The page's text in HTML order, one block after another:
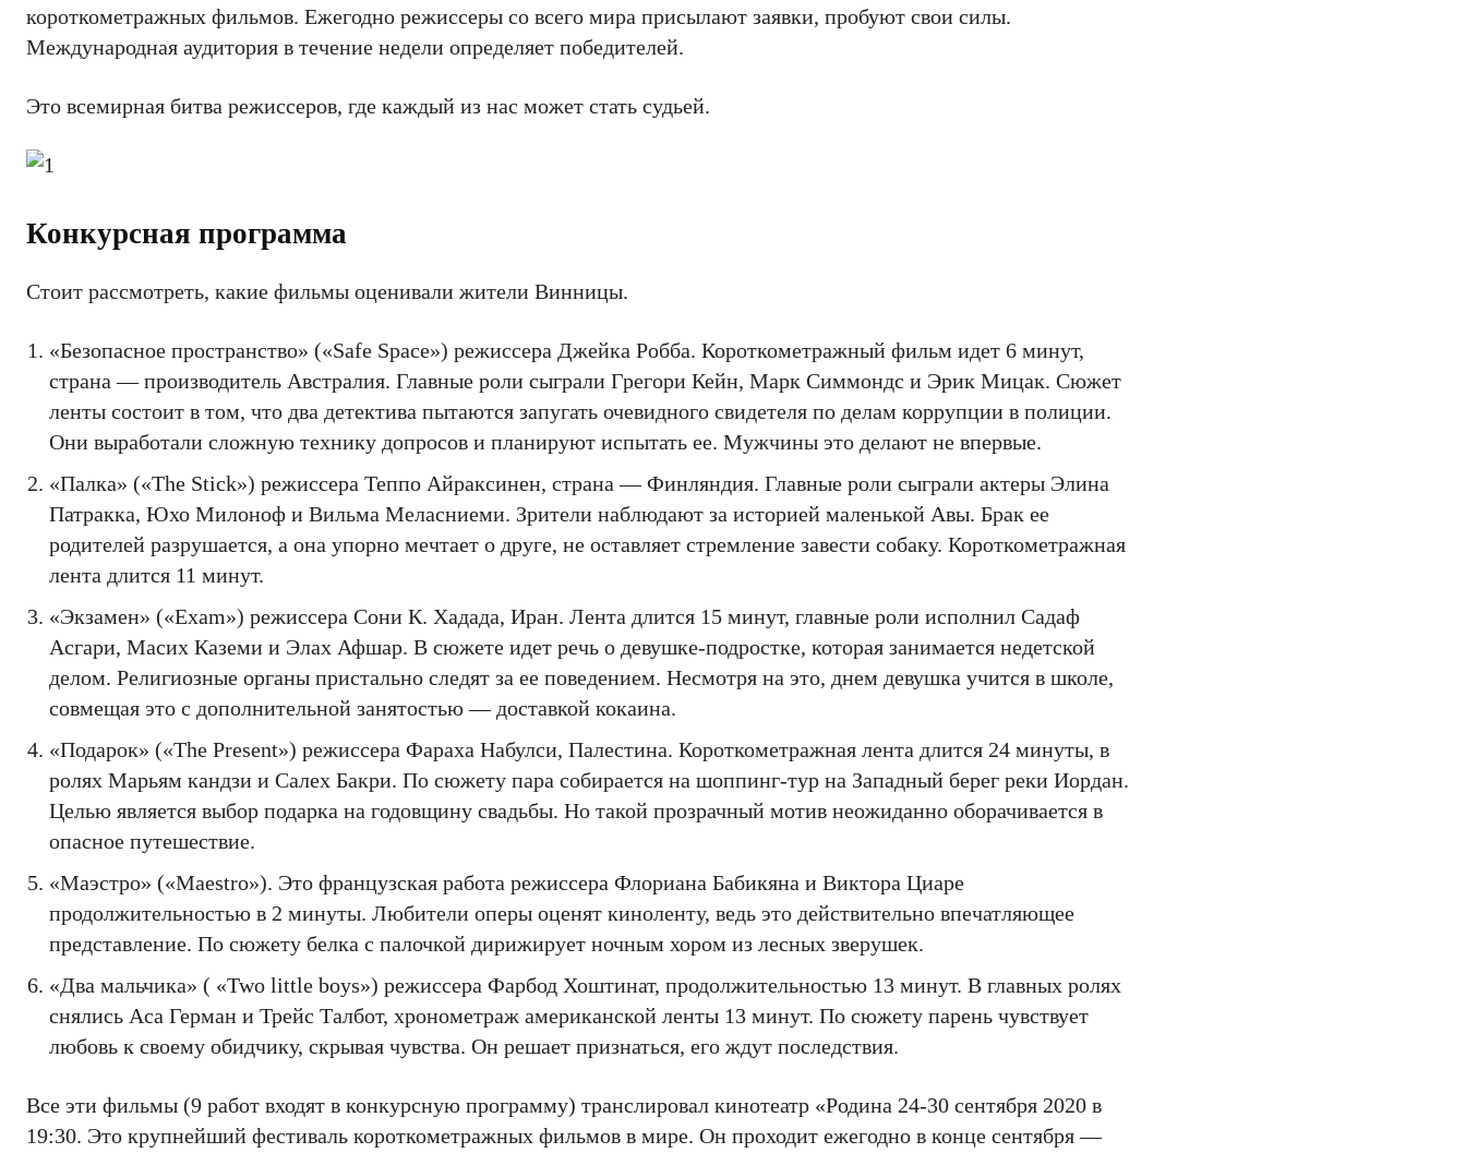
короткометражных фильмов. Ежегодно режиссеры со всего мира присылают заявки, пробуют свои силы.
Международная аудитория в течение недели определяет победителей.
Это всемирная битва режиссеров, где каждый из нас может стать судьей.
Конкурсная программа
Стоит рассмотреть, какие фильмы оценивали жители Винницы.
«Безопасное пространство» («Safe Space») режиссера Джейка Робба. Короткометражный фильм идет 6 минут,
страна — производитель Австралия. Главные роли сыграли Грегори Кейн, Марк Симмондс и Эрик Мицак. Сюжет
ленты состоит в том, что два детектива пытаются запугать очевидного свидетеля по делам коррупции в полиции.
Они выработали сложную технику допросов и планируют испытать ее. Мужчины это делают не впервые.
«Палка» («The Stick») режиссера Теппо Айраксинен, страна — Финляндия. Главные роли сыграли актеры Элина
Патракка, Юхо Милоноф и Вильма Меласниеми. Зрители наблюдают за историей маленькой Авы. Брак ее
родителей разрушается, а она упорно мечтает о друге, не оставляет стремление завести собаку. Короткометражная
лента длится 11 минут.
«Экзамен» («Exam») режиссера Сони К. Хадада, Иран. Лента длится 15 минут, главные роли исполнил Садаф
Асгари, Масих Каземи и Элах Афшар. В сюжете идет речь о девушке-подростке, которая занимается недетской
делом. Религиозные органы пристально следят за ее поведением. Несмотря на это, днем ​​девушка учится в школе,
совмещая это с дополнительной занятостью — доставкой кокаина.
«Подарок» («The Present») режиссера Фараха Набулси, Палестина. Короткометражная лента длится 24 минуты, в
ролях Марьям кандзи и Салех Бакри. По сюжету пара собирается на шоппинг-тур на Западный берег реки Иордан.
Целью является выбор подарка на годовщину свадьбы. Но такой прозрачный мотив неожиданно оборачивается в
опасное путешествие.
«Маэстро» («Maestro»). Это французская работа режиссера Флориана Бабикяна и Виктора Циаре
продолжительностью в 2 минуты. Любители оперы оценят киноленту, ведь это действительно впечатляющее
представление. По сюжету белка с палочкой дирижирует ночным хором из лесных зверушек.
«Два мальчика» ( «Two little boys») режиссера Фарбод Хоштинат, продолжительностью 13 минут. В главных ролях
снялись Аса Герман и Трейс Талбот, хронометраж американской ленты 13 минут. По сюжету парень чувствует
любовь к своему обидчику, скрывая чувства. Он решает признаться, его ждут последствия.
Все эти фильмы (9 работ входят в конкурсную программу) транслировал кинотеатр «Родина 24-30 сентября 2020 в
19:30. Это крупнейший фестиваль короткометражных фильмов в мире. Он проходит ежегодно в конце сентября —